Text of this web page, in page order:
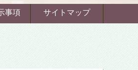
事項 サイトマップ